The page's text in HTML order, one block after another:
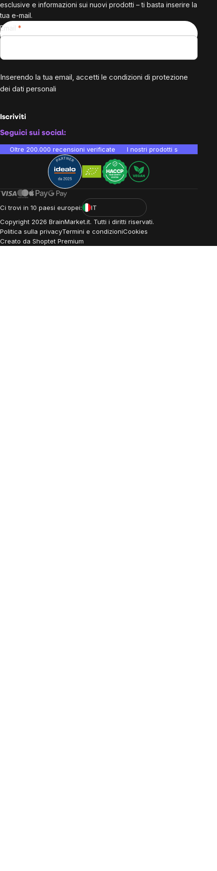
esclusive e informazioni sui nuovi prodotti – ti basta inserire la
tua e-mail.
Email
Inserendo la tua email, accetti le condizioni di protezione
dei dati personali
Iscriviti
Seguici sui social:
Oltre 200.000 recensioni verificate I nostri prodotti sono testati
Ci trovi in 10 paesi europei:
IT
Copyright 2026 BrainMarket.it. Tutti i diritti riservati.
Politica sulla privacyTermini e condizioniCookies
Creato da Shoptet Premium